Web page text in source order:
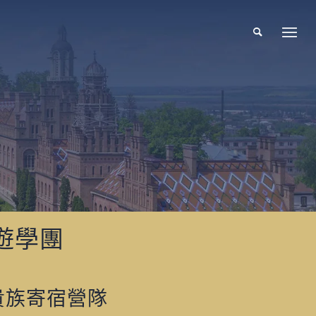
學團
寄宿營隊